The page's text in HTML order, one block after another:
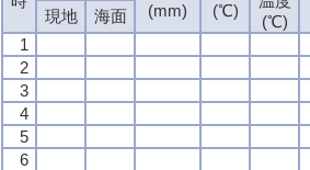
(mm)
(℃)
(℃)
現地 海面
1
2
3
4
5
6
(mm)
(℃)
(℃)
現地 海面
1
2
3
4
5
6
(mm)
(℃)
(℃)
現地 海面
1
2
3
4
5
6
(mm)
(℃)
(℃)
現地 海面
1
2
3
4
5
6